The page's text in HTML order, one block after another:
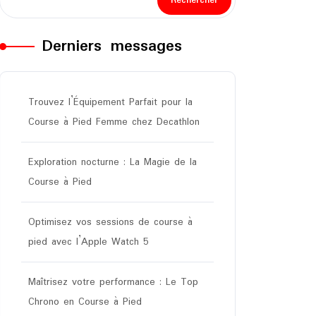
Derniers messages
Trouvez l’Équipement Parfait pour la
Course à Pied Femme chez Decathlon
Exploration nocturne : La Magie de la
Course à Pied
Optimisez vos sessions de course à
pied avec l’Apple Watch 5
Maîtrisez votre performance : Le Top
Chrono en Course à Pied